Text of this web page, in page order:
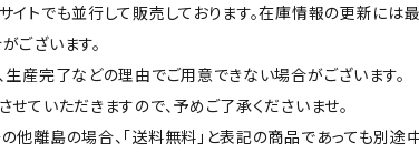
トでも並行して販売しております。在庫情報の更新には
ございます。
産完了などの理由でご用意できない場合がございます。
ていただきますので、予めご了承くださいませ。
離島の場合、「送料無料」と表記の商品であっても別